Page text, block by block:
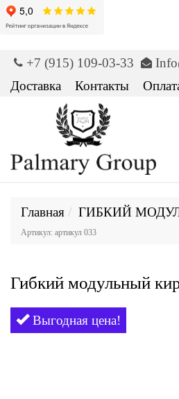
+7 (915) 109-03-33
Доставка
Контакты
Главная ГИБКИЙ
Артикул: артикул 033
Гибкий модульный
Выгодная цена!